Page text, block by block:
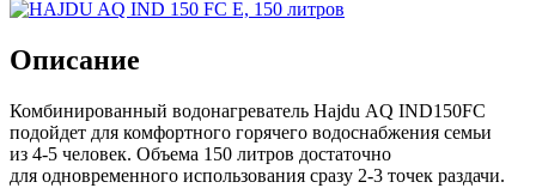
Описание
Комбинированный водонагреватель Hajdu AQ IND150FC
подойдет для комфортного горячего водоснабжения семьи
из 4-5 человек. Объема 150 литров достаточно
для одновременного использования сразу 2-3 точек раздачи.